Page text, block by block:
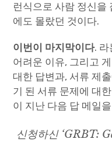
런식으로 사람 정신을
에도 몰랐던 것이다.
이번이 마지막이다. 라
어려운 이유, 그리고
대한 답변과, 서류 제
기 된 서류 문제에 대
이 지난 다음 답 메일
신청하신 ‘GRBT: